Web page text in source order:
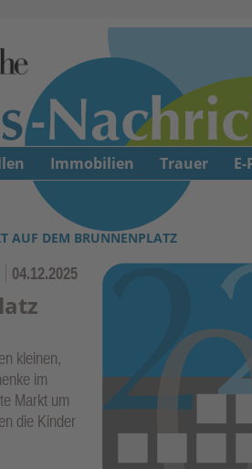
AUF DEM BRUNNENPLATZ
04.12.2025
kleinen,
im
Markt um
die Kinder
Immobilien Trauer